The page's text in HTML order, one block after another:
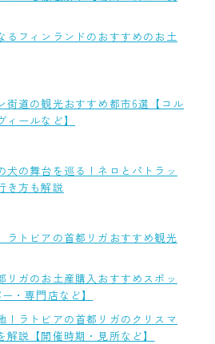
るフィンランドのおすすめのお土
街道の観光おすすめ都市6選【コル
ールなど】
犬の舞台を巡る！ネロとパトラッ
き方も解説
ラトビアの首都リガおすすめ観光
リガのお土産購入おすすめスポッ
・専門店など】
！ラトビアの首都リガのクリスマ
解説【開催時期・見所など】